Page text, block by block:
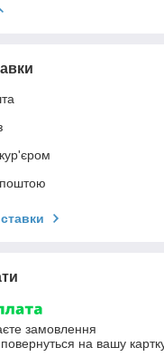
замовлення
на вашу